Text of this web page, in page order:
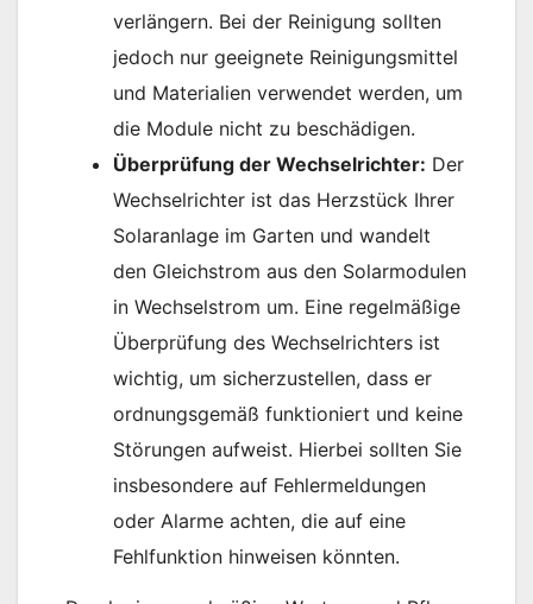
verlängern. Bei der Reinigung sollten
jedoch nur geeignete Reinigungsmittel
und Materialien verwendet werden, um
die Module nicht zu beschädigen.
Überprüfung der Wechselrichter: Der
Wechselrichter ist das Herzstück Ihrer
Solaranlage im Garten und wandelt
den Gleichstrom aus den Solarmodulen
in Wechselstrom um. Eine regelmäßige
Überprüfung des Wechselrichters ist
wichtig, um sicherzustellen, dass er
ordnungsgemäß funktioniert und keine
Störungen aufweist. Hierbei sollten Sie
insbesondere auf Fehlermeldungen
oder Alarme achten, die auf eine
Fehlfunktion hinweisen könnten.